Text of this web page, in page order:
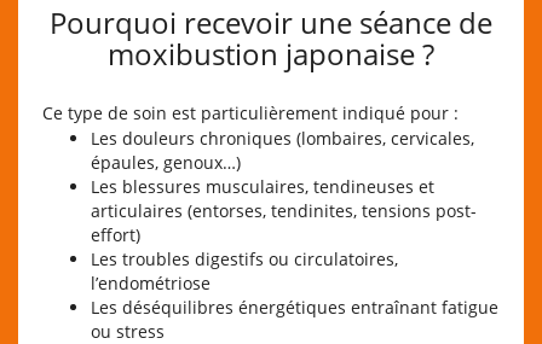
Pourquoi recevoir une séance de
moxibustion japonaise ?
Ce type de soin est particulièrement indiqué pour :
Les douleurs chroniques (lombaires, cervicales,
épaules, genoux…)
Les blessures musculaires, tendineuses et
articulaires (entorses, tendinites, tensions post-
effort)
Les troubles digestifs ou circulatoires,
l’endométriose
Les déséquilibres énergétiques entraînant fatigue
ou stress